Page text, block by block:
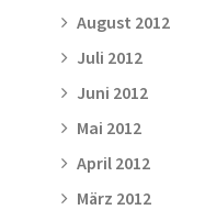
August 2012
Juli 2012
Juni 2012
Mai 2012
April 2012
März 2012